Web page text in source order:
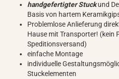
handgefertigter Stuckund
Basis von hartem
Problemlose Anlieferung
Hause mit Transporter! (kein
Speditionsversand)
einfache Montage
individuelle
Stuckelementen